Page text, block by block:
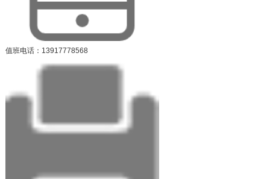
值班电话：13917778568